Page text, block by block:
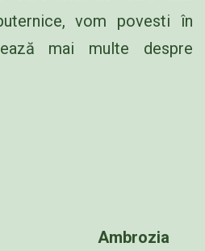
vom povesti în
mai multe despre
Ambrozia